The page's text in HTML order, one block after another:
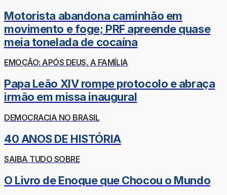
Motorista abandona caminhão em
movimento e foge; PRF apreende quase
meia tonelada de cocaína
EMOÇÃO: APÓS DEUS, A FAMÍLIA
Papa Leão XIV rompe protocolo e abraça
irmão em missa inaugural
DEMOCRACIA NO BRASIL
40 ANOS DE HISTÓRIA
SAIBA TUDO SOBRE
O Livro de Enoque que Chocou o Mundo